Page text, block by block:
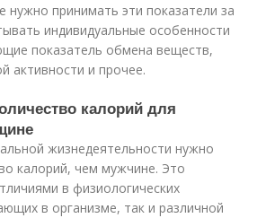
нужно принимать эти показатели за
индивидуальные особенности
показатель обмена веществ,
активности и прочее.
калорий для
жизнедеятельности нужно
калорий, чем мужчине. Это
в физиологических
в организме, так и различной